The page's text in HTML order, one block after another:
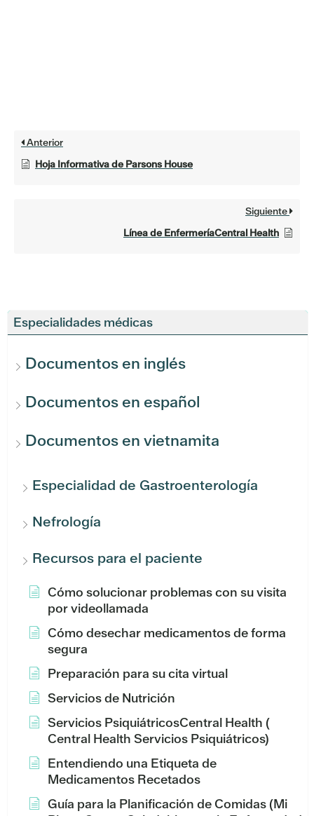
Especialidades médicas
Documentos en inglés
Documentos en español
Documentos en vietnamita
Especialidad de Gastroenterología
Nefrología
Recursos para el paciente
Cómo solucionar problemas con su visita
por videollamada
Cómo desechar medicamentos de forma
segura
Preparación para su cita virtual
Servicios de Nutrición
Servicios PsiquiátricosCentral Health (
Central Health Servicios Psiquiátricos)
Entendiendo una Etiqueta de
Medicamentos Recetados
Guía para la Planificación de Comidas (Mi
Anterior
Hoja Informativa de Parsons House
Siguiente
Línea de EnfermeríaCentral Health